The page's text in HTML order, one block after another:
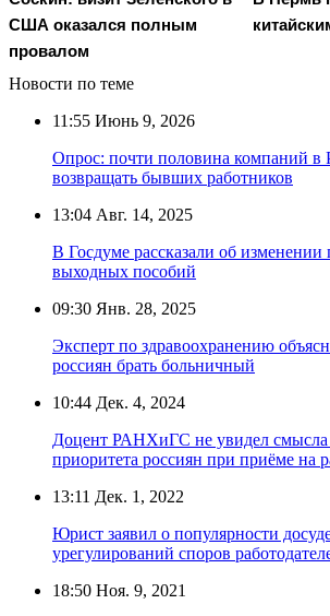
США оказался полным
провалом
Новости по теме
11:55 Июнь 9, 2026
Опрос: почти половина компаний в
возвращать бывших работников
13:04 Авг. 14, 2025
В Госдуме рассказали об
выходных пособий
09:30 Янв. 28, 2025
Эксперт по здравоохранению
россиян брать больничный
10:44 Дек. 4, 2024
Доцент РАНХиГС не увидел смысла
приоритета россиян при приёме на
13:11 Дек. 1, 2022
Юрист заявил о популярности
урегулирований споров
18:50 Ноя. 9, 2021